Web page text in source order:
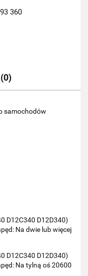
360
samochodów
D12C340 D12D340)
Na dwie lub więcej
D12C340 D12D340)
Na tylną oś 20600